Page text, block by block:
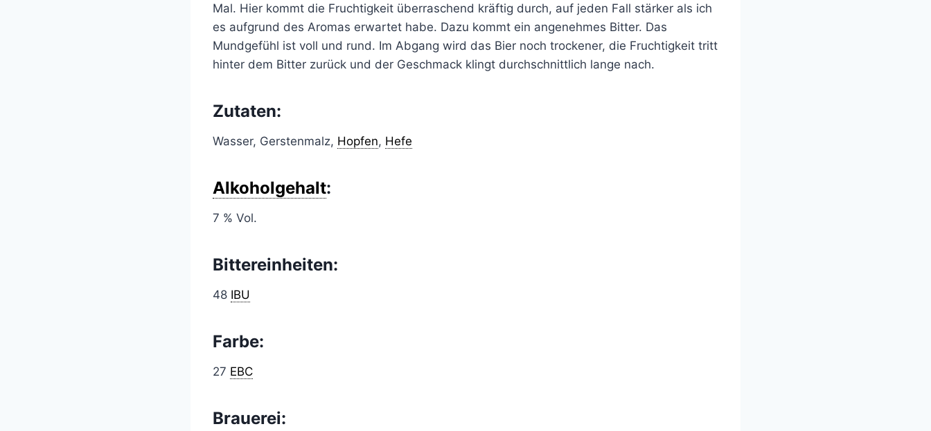
Mal. Hier kommt die Fruchtigkeit überraschend kräftig durch, auf jeden Fall stärker als ich
es aufgrund des Aromas erwartet habe. Dazu kommt ein angenehmes Bitter. Das
Mundgefühl ist voll und rund. Im Abgang wird das Bier noch trockener, die Fruchtigkeit tritt
hinter dem Bitter zurück und der Geschmack klingt durchschnittlich lange nach.
Zutaten:
Wasser, Gerstenmalz, Hopfen, Hefe
Alkoholgehalt:
7 % Vol.
Bittereinheiten:
48 IBU
Farbe:
27 EBC
Brauerei: